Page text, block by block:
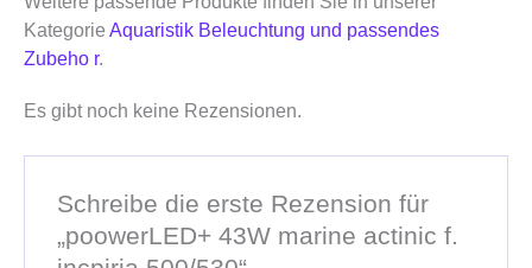
Kategorie Aquaristik Beleuchtung und passendes
Zubeho r.
Es gibt noch keine Rezensionen.
Schreibe die erste Rezension für
„poowerLED+ 43W marine actinic f.